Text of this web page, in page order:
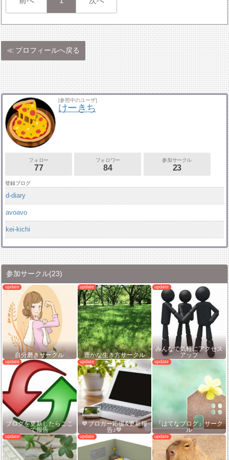
プロフィールへ戻る
[参照中のユーザ]
けーきち
フォロー
77
フォロワー
84
参加サークル
23
登録ブログ
d-diary
avoavo
kei-kichi
参加サークル(23)
自分磨きサークル 豊かな生き方サークル
みんなで気軽にアクセス
アップ
ブログを更新したらここ
で報告
💙ブロガー応援&更新報
告♪💙
『はてなブログ』サーク
ル